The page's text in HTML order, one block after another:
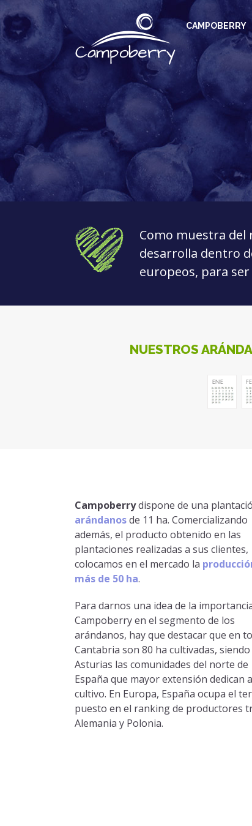
Saltar
al
contenido
CAMPOBERRY
Como muestra del
desarrolla dentro
europeos, para
NUESTROS
Campoberrydispone de una
arándanosde 11 ha. Comercializando
además, el producto obtenido en las
plantaciones realizadas a sus clientes,
colocamos en el mercado la
más de 50 ha.
Para darnos una idea de la
Campoberry en el segmento de los
arándanos, hay que destacar que en
Cantabria son 80 ha cultivadas, siendo
Asturias las comunidades del norte de
España que mayor extensión dedican
cultivo. En Europa, España ocupa el
puesto en el ranking de productores
Alemania y Polonia.